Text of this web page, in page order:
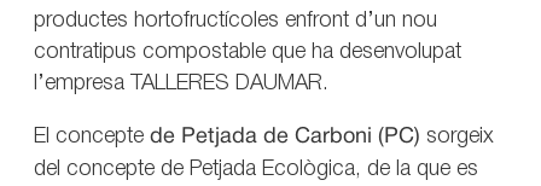
productes hortofructícoles enfront d’un nou
contratipus compostable que ha desenvolupat
l’empresa TALLERES DAUMAR.
El concepte de Petjada de Carboni (PC) sorgeix
del concepte de Petjada Ecològica, de la que es